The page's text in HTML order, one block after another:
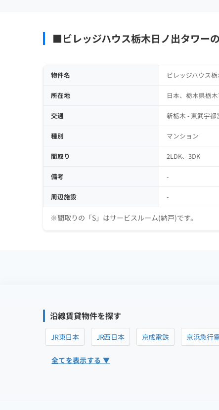
■ビレッジハウス栃木日ノ出タワー
物件名 ビレッジハウス
所在地 日本、栃木県栃
交通 新栃木 - 東武宇
種別 マンション
間取り 2LDK、3DK
備考 -
周辺施設 -
※間取りの「S」はサービスルーム(納戸)です。
沿線賃貸物件を探す
JR東日本 JR西日本 京成電鉄 京浜急行
全てを表示する ▼